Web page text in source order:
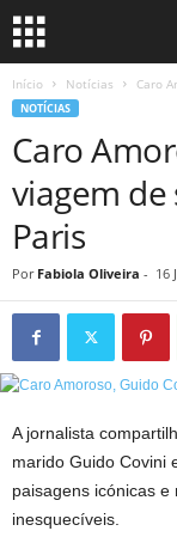
Início Notícias Caro
NOTÍCIAS
Caro
viagem de
Paris
Por Fabiola Oliveira - 16
A jornalista
marido Guido Covini
paisagens icónicas
inesquecíveis.